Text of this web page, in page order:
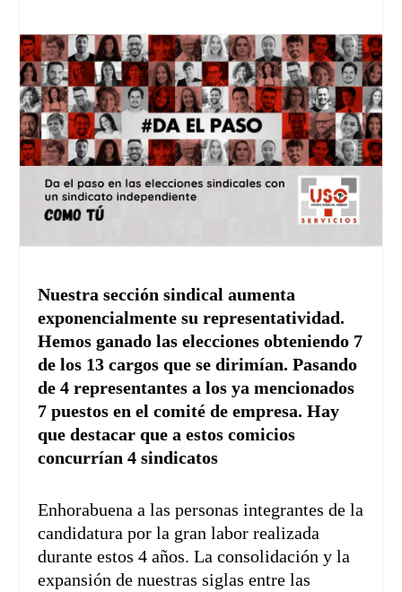
Nuestra sección sindical aumenta
exponencialmente su representatividad.
Hemos ganado las elecciones obteniendo 7
de los 13 cargos que se dirimían. Pasando
de 4 representantes a los ya mencionados
7 puestos en el comité de empresa. Hay
que destacar que a estos comicios
concurrían 4 sindicatos
Enhorabuena a las personas integrantes de la
candidatura por la gran labor realizada
durante estos 4 años. La consolidación y la
expansión de nuestras siglas entre las